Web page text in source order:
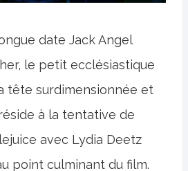
date Jack Angel
le petit ecclésiastique
tête surdimensionnée et
à la tentative de
avec Lydia Deetz
point culminant du film.